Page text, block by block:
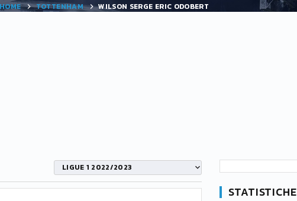
TOTTENHAM WILSON SERGE ERIC ODOBERT
LIGUE 1 2022/2023
STATISTICHE